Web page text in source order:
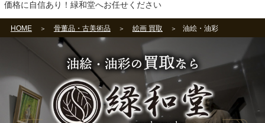
価格に自信あり！緑和堂へお任せください
HOME 骨董品・古美術品 絵画 買取 油絵・油彩